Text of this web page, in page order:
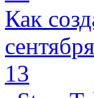
Как
сентября
13